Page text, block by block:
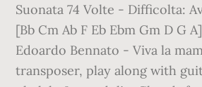
Suonata 74 Volte - Difficolta:
[Bb Cm Ab F Eb Ebm Gm D G
Edoardo Bennato - Viva la
transposer, play along with